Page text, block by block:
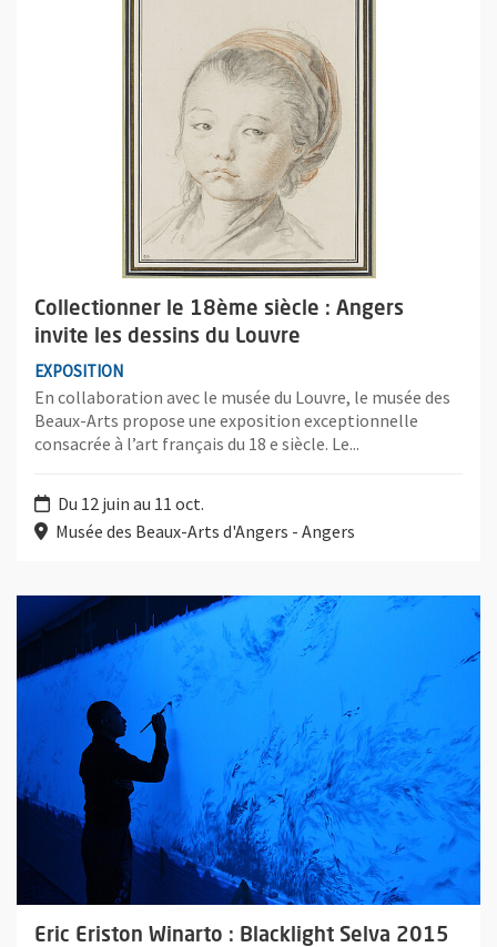
Collectionner le 18ème siècle : Angers
invite les dessins du Louvre
EXPOSITION
En collaboration avec le musée du Louvre, le musée des
Beaux-Arts propose une exposition exceptionnelle
consacrée à l’art français du 18 e siècle. Le...
Du 12 juin au 11 oct.
Musée des Beaux-Arts d'Angers - Angers
Eric Eriston Winarto : Blacklight Selva 2015
Plus d'information sur l'évènement : Eric Eriston Winarto :